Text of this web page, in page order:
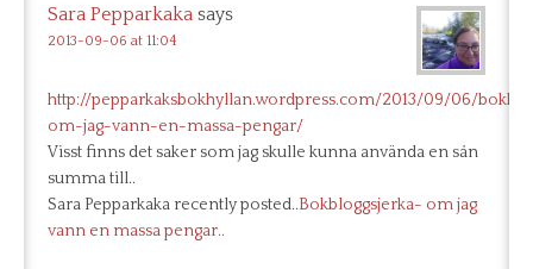
Sara Pepparkaka says
2013-09-06 at 11:04
http://pepparkaksbokhyllan.wordpress.com/2013/09/06/
om-jag-vann-en-massa-pengar/
Visst finns det saker som jag skulle kunna använda en sån
summa till..
Sara Pepparkaka recently posted..Bokbloggsjerka- om jag
vann en massa pengar..